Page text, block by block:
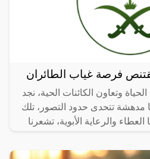
فرصة غياب الطائران
وتعاون الكائنات الحية، نجد
مدهشة تتحدى حدود التصور، تلك
والرعاية الأبوية، تشعرنا